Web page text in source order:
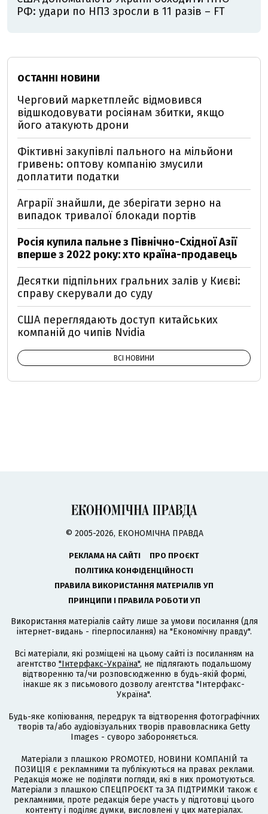
РФ: удари по НПЗ зросли в 11 разів – FT
ОСТАННІ НОВИНИ
Черговий маркетплейс відмовився
відшкодовувати росіянам збитки, якщо
його атакують дрони
Фіктивні закупівлі пального на мільйони
гривень: оптову компанію змусили
доплатити податки
Аграрії знайшли, де зберігати зерно на
випадок тривалої блокади портів
Росія купила пальне з Північно-Східної Азії
вперше з 2022 року: хто країна-продавець
Десятки підпільних гральних залів у Києві:
справу скерували до суду
США переглядають доступ китайських
компаній до чипів Nvidia
ВСІ НОВИНИ
© 2005-2026, ЕКОНОМІЧНА ПРАВДА
РЕКЛАМА НА САЙТІ
ПРО ПРОЄКТ
ПОЛІТИКА КОНФІДЕНЦІЙНОСТІ
ПРАВИЛА ВИКОРИСТАННЯ МАТЕРІАЛІВ УП
ПРИНЦИПИ І ПРАВИЛА РОБОТИ УП
Використання матеріалів сайту лише за умови посилання (для
інтернет-видань - гіперпосилання) на "Економічну правду".
Всі матеріали, які розміщені на цьому сайті із посиланням на
агентство "Інтерфакс-Україна", не підлягають подальшому
відтворенню та/чи розповсюдженню в будь-якій формі,
інакше як з письмового дозволу агентства "Інтерфакс-
Україна".
Будь-яке копіювання, передрук та відтворення фотографічних
творів та/або аудіовізуальних творів правовласника Getty
Images - суворо забороняється.
Матеріали з плашкою PROMOTED, НОВИНИ КОМПАНІЙ та
ПОЗИЦІЯ є рекламними та публікуються на правах реклами.
Редакція може не поділяти погляди, які в них промотуються.
Матеріали з плашкою СПЕЦПРОЄКТ та ЗА ПІДТРИМКИ також є
рекламними, проте редакція бере участь у підготовці цього
контенту і поділяє думки, висловлені у цих матеріалах.